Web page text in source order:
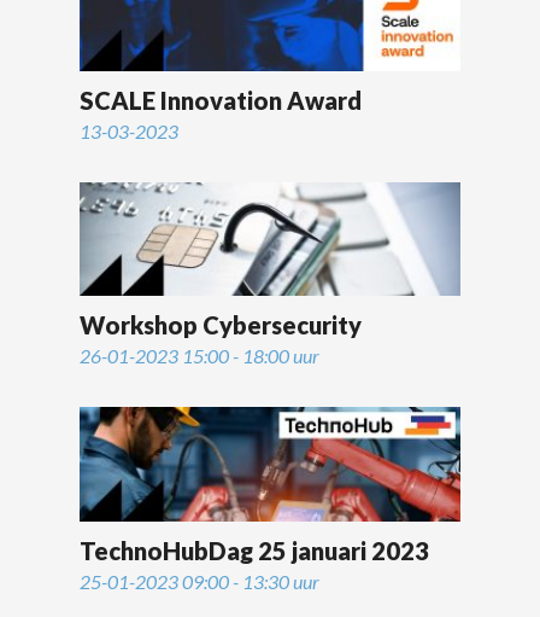
SCALE Innovation Award
13-03-2023
Workshop Cybersecurity
26-01-2023 15:00 - 18:00 uur
TechnoHubDag 25 januari 2023
25-01-2023 09:00 - 13:30 uur